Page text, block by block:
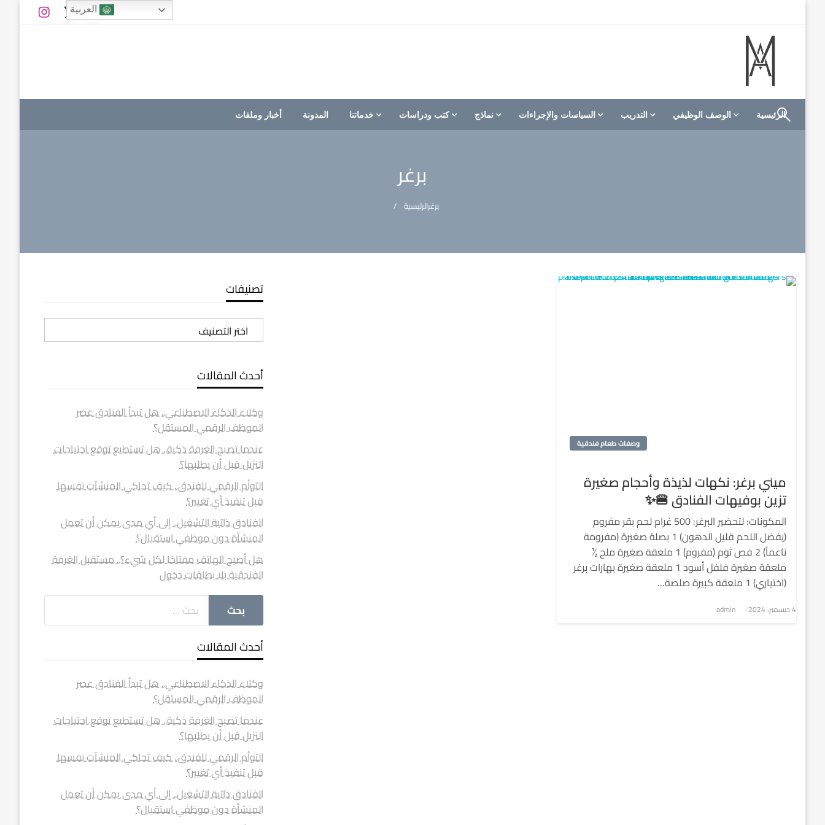
M A hotels | إم ايه هوتيلز
الموقع الأول للعاملين في الفنادق في العالم العربي
الرئيسية الوصف الوظيفي التدريب السياسات والإجراءات نماذج كتب ودراسات خدماتنا المدونة أخبار وملفات
برغر
الرئيسيةبرغر
وصفات طعام فندقية
ميني برغر: نكهات لذيذة وأحجام صغيرة
تزين بوفيهات الفنادق 🍔✨
المكونات: لتحضير البرغر: 500 غرام لحم بقر مفروم
(يفضل اللحم قليل الدهون) 1 بصلة صغيرة (مفرومة
ناعماً) 2 فص ثوم (مفروم) 1 ملعقة صغيرة ملح ½
ملعقة صغيرة فلفل أسود 1 ملعقة صغيرة بهارات برغر
(اختياري) 1 ملعقة كبيرة صلصة…
نُشر
4 ديسمبر، 2024 admin
تصنيفات
تصنيفات
أحدث المقالات
وكلاء الذكاء الاصطناعي.. هل تبدأ الفنادق عصر
الموظف الرقمي المستقل؟
عندما تصبح الغرفة ذكية.. هل تستطيع توقع احتياجات
النزيل قبل أن يطلبها؟
التوأم الرقمي للفندق.. كيف تحاكي المنشآت نفسها
قبل تنفيذ أي تغيير؟
الفنادق ذاتية التشغيل.. إلى أي مدى يمكن أن تعمل
المنشأة دون موظفي استقبال؟
هل أصبح الهاتف مفتاحًا لكل شيء؟.. مستقبل الغرفة
الفندقية بلا بطاقات دخول
أحدث المقالات
وكلاء الذكاء الاصطناعي.. هل تبدأ الفنادق عصر
الموظف الرقمي المستقل؟
عندما تصبح الغرفة ذكية.. هل تستطيع توقع احتياجات
النزيل قبل أن يطلبها؟
التوأم الرقمي للفندق.. كيف تحاكي المنشآت نفسها
قبل تنفيذ أي تغيير؟
الفنادق ذاتية التشغيل.. إلى أي مدى يمكن أن تعمل
المنشأة دون موظفي استقبال؟
العربية